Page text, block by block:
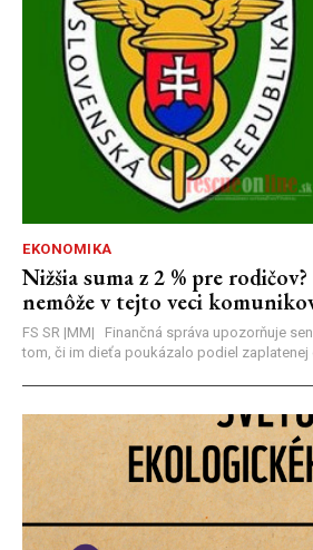
EKONOMIKA
Nižšia suma z 2 % pre
nemôže v tejto veci
FS SR |MM| Finančná správa upozorňuje
tom, či im dieťa poukázalo podiel zaplatenej